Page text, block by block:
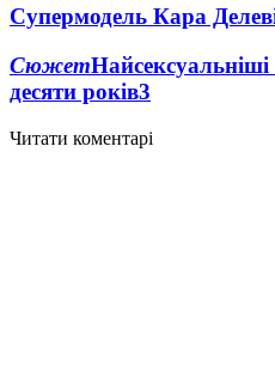
Супермодель Кара
СюжетНайсексуальніші
десяти років3
Читати коментарі